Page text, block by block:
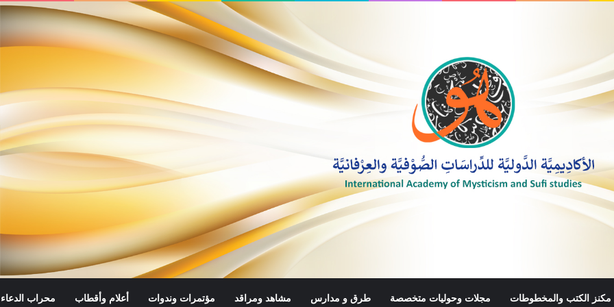
مكنز الكتب والمخطوطات مجلات وحوليات متخصصة طرق و مدارس مشاهد ومراقد مؤتمرات وندوات أعلام وأقطاب محراب الدعاء